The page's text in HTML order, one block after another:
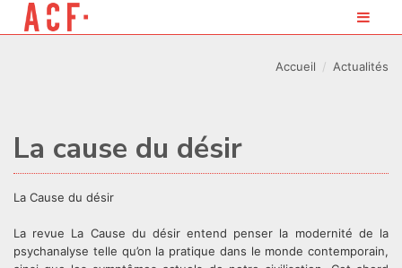
Accueil Actualités
La cause du désir
La Cause du désir
La revue La Cause du désir entend penser la modernité de la
psychanalyse telle qu’on la pratique dans le monde contemporain,